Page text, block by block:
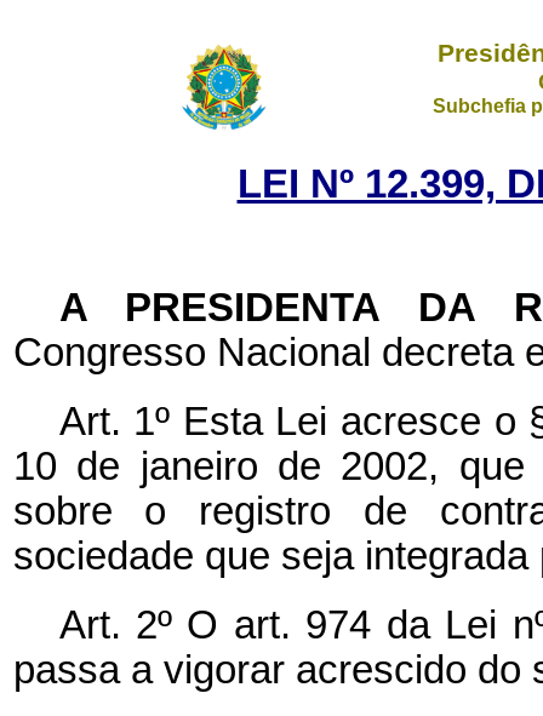
Subchefia
LEI Nº 12.399,
A PRESIDENTA DA
Congresso Nacional decreta
Art. 1º Esta Lei acresce o
10 de janeiro de 2002,
sobre o registro de
sociedade que seja
Art. 2º O art. 974 da Lei
passa a vigorar acrescido do